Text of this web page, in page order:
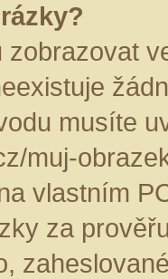
zobrazovat
musíte
muj-
vlastním
za